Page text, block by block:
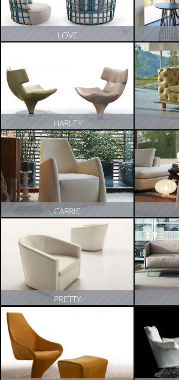
LOVE
HARLEY
ZOBACZ PRODUKT
CARRIE
ZOBACZ PRODUKT
PRETTY